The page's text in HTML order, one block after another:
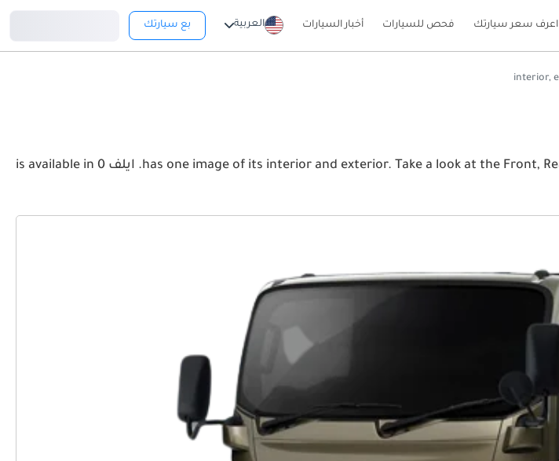
اعرف سعر سيارتك فحص للسيارات أخبار السيارات العربية بع سيارتك
View the latest إيسوزو ايلف 2026 image gallery. إيسوزو ايلف has one image of its interior and exterior. Take a look at the Front, Rear and Side profiles. ايلف is available in 0